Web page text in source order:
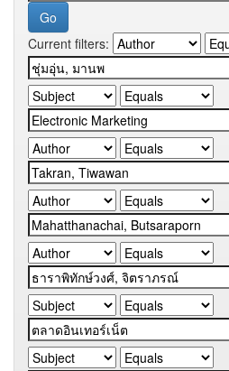
Current filters: